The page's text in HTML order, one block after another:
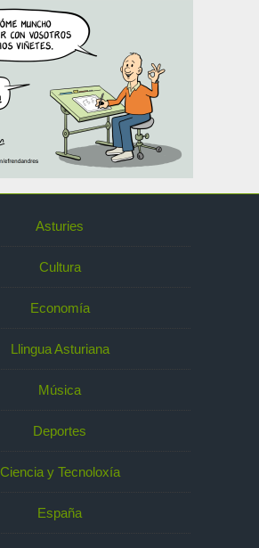
Asturies
Cultura
Economía
Llingua Asturiana
Música
Deportes
Ciencia y Tecnoloxía
España